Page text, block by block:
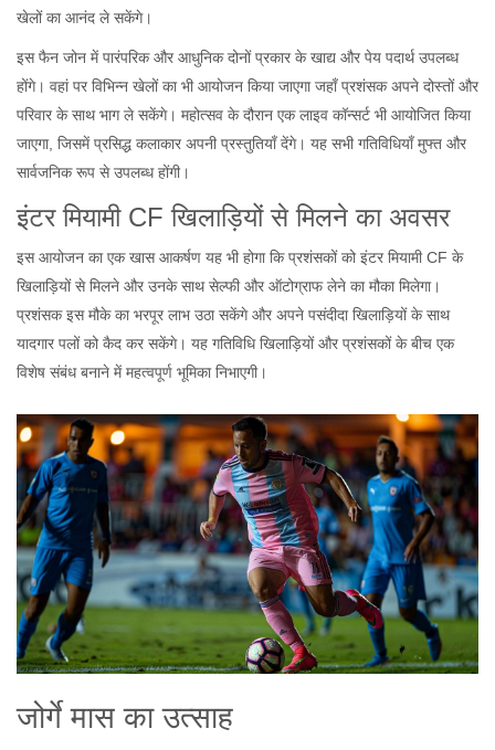
खेलों का आनंद ले सकेंगे।
इस फैन जोन में पारंपरिक और आधुनिक दोनों प्रकार के खाद्य और पेय पदार्थ उपलब्ध
होंगे। वहां पर विभिन्न खेलों का भी आयोजन किया जाएगा जहाँ प्रशंसक अपने दोस्तों और
परिवार के साथ भाग ले सकेंगे। महोत्सव के दौरान एक लाइव कॉन्सर्ट भी आयोजित किया
जाएगा, जिसमें प्रसिद्ध कलाकार अपनी प्रस्तुतियाँ देंगे। यह सभी गतिविधियाँ मुफ्त और
सार्वजनिक रूप से उपलब्ध होंगी।
इंटर मियामी CF खिलाड़ियों से मिलने का अवसर
इस आयोजन का एक खास आकर्षण यह भी होगा कि प्रशंसकों को इंटर मियामी CF के
खिलाड़ियों से मिलने और उनके साथ सेल्फी और ऑटोग्राफ लेने का मौका मिलेगा।
प्रशंसक इस मौके का भरपूर लाभ उठा सकेंगे और अपने पसंदीदा खिलाड़ियों के साथ
यादगार पलों को कैद कर सकेंगे। यह गतिविधि खिलाड़ियों और प्रशंसकों के बीच एक
विशेष संबंध बनाने में महत्वपूर्ण भूमिका निभाएगी।
जोर्गे मास का उत्साह